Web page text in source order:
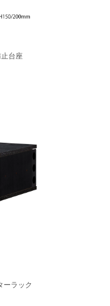
台座
ーラック